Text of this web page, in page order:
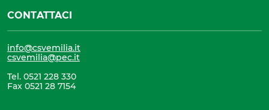
CONTATTACI
info@csvemilia.it
csvemilia@pec.it
Tel. 0521 228 330
Fax 0521 28 7154